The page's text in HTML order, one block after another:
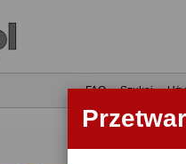
•FAQ•Szukaj•